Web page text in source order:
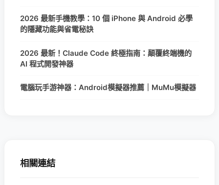
2026 最新手機教學：10 個 iPhone 與 Android 必學
的隱藏功能與省電秘訣
2026 最新！Claude Code 終極指南：顛覆終端機的
AI 程式開發神器
電腦玩手游神器：Android模擬器推薦｜MuMu模擬器
相關連結